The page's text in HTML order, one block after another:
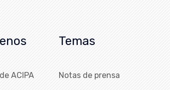
ACIPA
Temas
Notas de prensa